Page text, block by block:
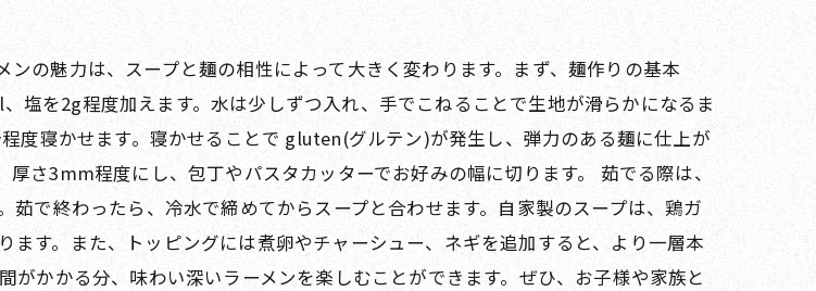
の魅力は、スープと麺の相性によって大きく変わります。まず、麺作りの基本
塩を2g程度加えます。水は少しずつ入れ、手でこねることで生地が滑らかになるま
度寝かせます。寝かせることで gluten(グルテン)が発生し、弾力のある麺に仕上が
さ3mm程度にし、包丁やパスタカッターでお好みの幅に切ります。 茹でる際は、
で終わったら、冷水で締めてからスープと合わせます。自家製のスープは、鶏ガ
す。また、トッピングには煮卵やチャーシュー、ネギを追加すると、より一層本
かかる分、味わい深いラーメンを楽しむことができます。ぜひ、お子様や家族と